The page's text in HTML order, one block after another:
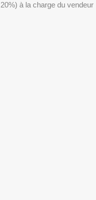
20%) à la charge du vendeur